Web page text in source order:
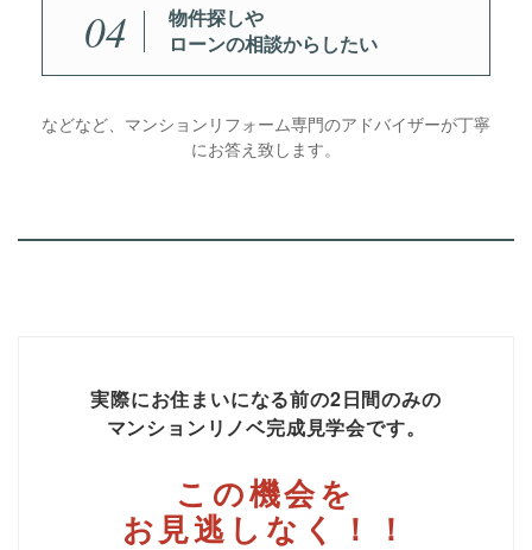
04
物件探しや
ローンの相談からしたい
などなど、マンションリフォーム専門のアドバイザーが丁寧
にお答え致します。
実際にお住まいになる前の2日間のみの
マンションリノベ完成見学会です。
この機会を
お見逃しなく！！